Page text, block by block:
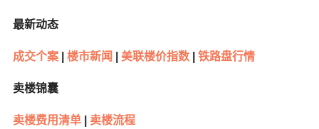
最新动态
成交个案| 楼市新闻 美联楼价指数| 铁路盘行情
卖楼锦囊
卖楼费用清单| 卖楼流程